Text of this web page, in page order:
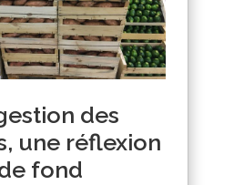
des
une réflexion
fond